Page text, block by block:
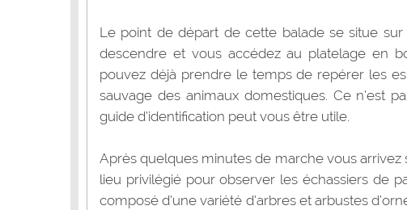
Le point de départ de cette balade se situe
descendre et vous accédez au platelage en
pouvez déjà prendre le temps de repérer les
sauvage des animaux domestiques. Ce n’est
guide d’identification peut vous être utile.
Après quelques minutes de marche vous arrivez
lieu privilégié pour observer les échassiers de
composé d’une variété d’arbres et arbustes